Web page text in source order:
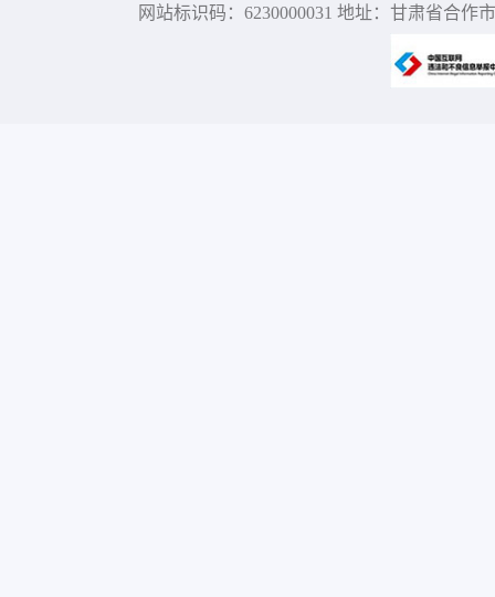
网站标识码：6230000031 地址：甘肃省合作